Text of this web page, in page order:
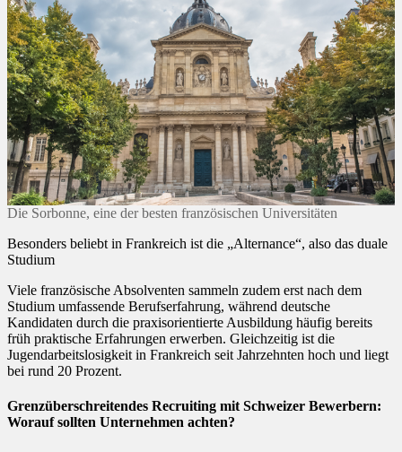
Die Sorbonne, eine der besten französischen Universitäten
Besonders beliebt in Frankreich ist die „Alternance“, also das duale
Studium
Viele französische Absolventen sammeln zudem erst nach dem
Studium umfassende Berufserfahrung, während deutsche
Kandidaten durch die praxisorientierte Ausbildung häufig bereits
früh praktische Erfahrungen erwerben. Gleichzeitig ist die
Jugendarbeitslosigkeit in Frankreich seit Jahrzehnten hoch und liegt
bei rund 20 Prozent.
Grenzüberschreitendes Recruiting mit Schweizer Bewerbern:
Woraufsollten Unternehmen achten?